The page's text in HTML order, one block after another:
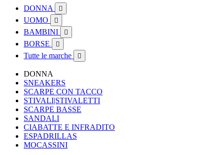
DONNA 
UOMO 
BAMBINI 
BORSE 
Tutte le marche 
DONNA
SNEAKERS
SCARPE CON TACCO
STIVALI|STIVALETTI
SCARPE BASSE
SANDALI
CIABATTE E INFRADITO
ESPADRILLAS
MOCASSINI